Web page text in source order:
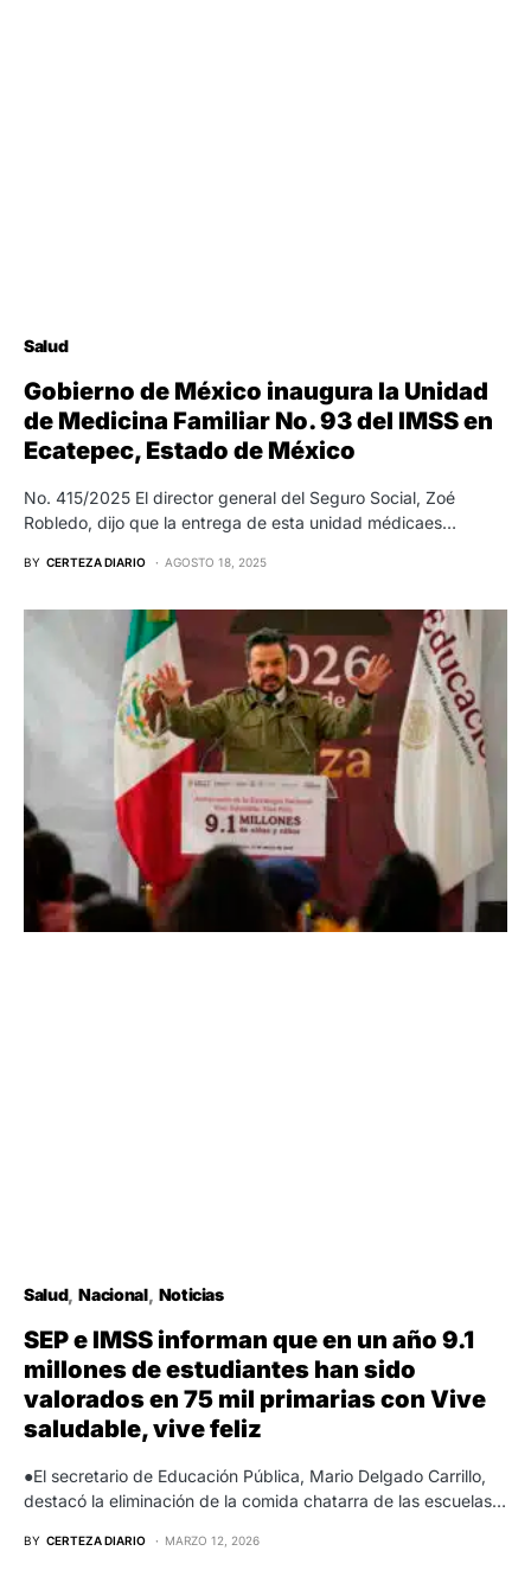
Salud
Gobierno de México inaugura la Unidad
de Medicina Familiar No. 93 del IMSS en
Ecatepec, Estado de México
No. 415/2025 El director general del Seguro Social, Zoé
Robledo, dijo que la entrega de esta unidad médicaes…
BY CERTEZA DIARIO AGOSTO 18, 2025
Salud Nacional Noticias
SEP e IMSS informan que en un año 9.1
millones de estudiantes han sido
valorados en 75 mil primarias con Vive
saludable, vive feliz
●El secretario de Educación Pública, Mario Delgado Carrillo,
destacó la eliminación de la comida chatarra de las escuelas…
BY CERTEZA DIARIO MARZO 12, 2026